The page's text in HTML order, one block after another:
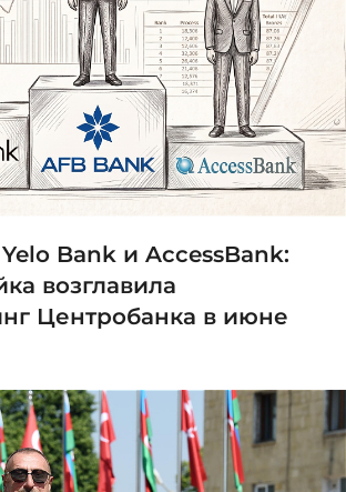
Bank и AccessBank:
возглавила
Центробанка в июне